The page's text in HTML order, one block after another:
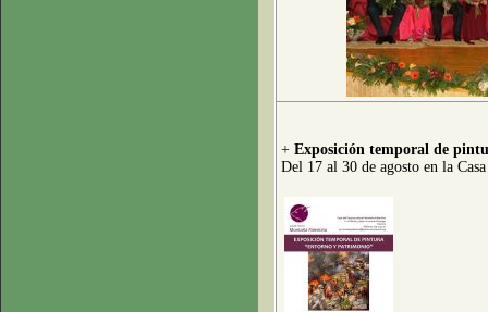
+ Exposición temporal de
Del 17 al 30 de agosto en la